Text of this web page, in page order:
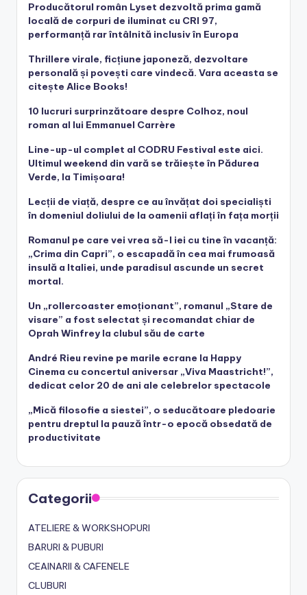
Producătorul român Lyset dezvoltă prima gamă
locală de corpuri de iluminat cu CRI 97,
performanță rar întâlnită inclusiv în Europa
Thrillere virale, ficțiune japoneză, dezvoltare
personală și povești care vindecă. Vara aceasta se
citește Alice Books!
10 lucruri surprinzătoare despre Colhoz, noul
roman al lui Emmanuel Carrère
Line-up-ul complet al CODRU Festival este aici.
Ultimul weekend din vară se trăiește în Pădurea
Verde, la Timișoara!
Lecții de viață, despre ce au învățat doi specialiști
în domeniul doliului de la oamenii aflați în fața morții
Romanul pe care vei vrea să-l iei cu tine în vacanță:
„Crima din Capri”, o escapadă în cea mai frumoasă
insulă a Italiei, unde paradisul ascunde un secret
mortal.
Un „rollercoaster emoționant”, romanul „Stare de
visare” a fost selectat și recomandat chiar de
Oprah Winfrey la clubul său de carte
André Rieu revine pe marile ecrane la Happy
Cinema cu concertul aniversar „Viva Maastricht!”,
dedicat celor 20 de ani ale celebrelor spectacole
„Mică filosofie a siestei”, o seducătoare pledoarie
pentru dreptul la pauză într-o epocă obsedată de
productivitate
Categorii
ATELIERE & WORKSHOPURI
BARURI & PUBURI
CEAINARII & CAFENELE
CLUBURI